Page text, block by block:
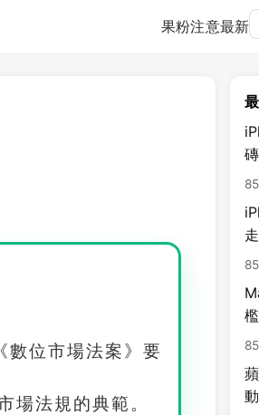
果粉注意最新
數位市場法案》要
法規的典範。